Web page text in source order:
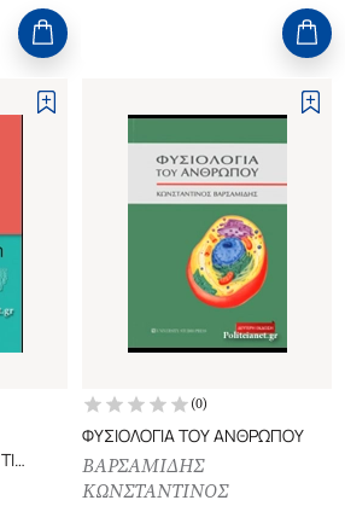
(0)
ΦΥΣΙΟΛΟΓΙΑ ΤΟΥ ΑΝΘΡΩΠΟΥ
ΒΑΡΣΑΜΙΔΗΣ
ΚΩΝΣΤΑΝΤΙΝΟΣ